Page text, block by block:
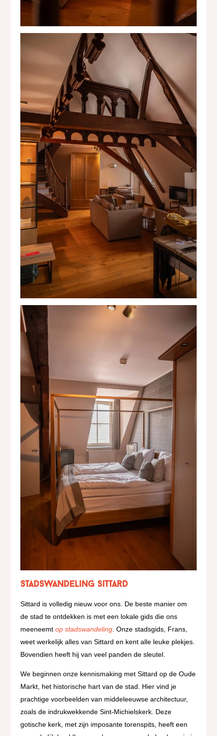
Stadswandeling Sittard
Sittard is volledig nieuw voor ons. De beste manier om
de stad te ontdekken is met een lokale gids die ons
meeneemtop stadswandeling. Onze stadsgids, Frans,
weet werkelijk alles van Sittard en kent alle leuke plekjes.
Bovendien heeft hij van veel panden de sleutel.
We beginnen onze kennismaking met Sittard op de Oude
Markt, het historische hart van de stad. Hier vind je
prachtige voorbeelden van middeleeuwse architectuur,
zoals de indrukwekkende Sint-Michielskerk. Deze
gotische kerk, met zijn imposante torenspits, heeft een